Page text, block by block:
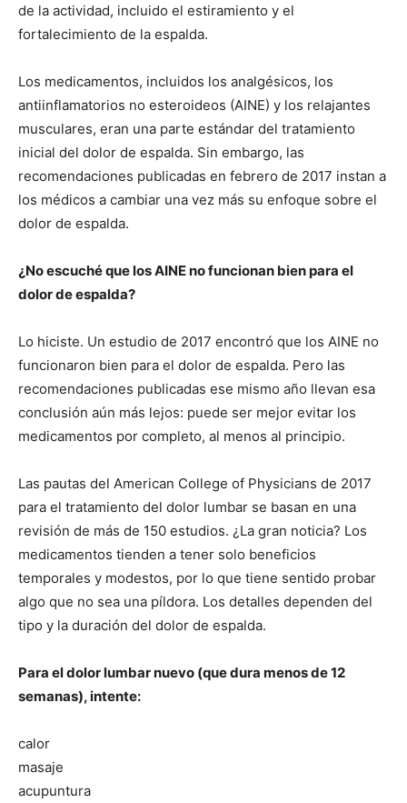
de la actividad, incluido el estiramiento y el
fortalecimiento de la espalda.
Los medicamentos, incluidos los analgésicos, los
antiinflamatorios no esteroideos (AINE) y los relajantes
musculares, eran una parte estándar del tratamiento
inicial del dolor de espalda. Sin embargo, las
recomendaciones publicadas en febrero de 2017 instan a
los médicos a cambiar una vez más su enfoque sobre el
dolor de espalda.
¿No escuché que los AINE no funcionan bien para el
dolor de espalda?
Lo hiciste. Un estudio de 2017 encontró que los AINE no
funcionaron bien para el dolor de espalda. Pero las
recomendaciones publicadas ese mismo año llevan esa
conclusión aún más lejos: puede ser mejor evitar los
medicamentos por completo, al menos al principio.
Las pautas del American College of Physicians de 2017
para el tratamiento del dolor lumbar se basan en una
revisión de más de 150 estudios. ¿La gran noticia? Los
medicamentos tienden a tener solo beneficios
temporales y modestos, por lo que tiene sentido probar
algo que no sea una píldora. Los detalles dependen del
tipo y la duración del dolor de espalda.
Para el dolor lumbar nuevo (que dura menos de 12
semanas), intente:
calor
masaje
acupuntura